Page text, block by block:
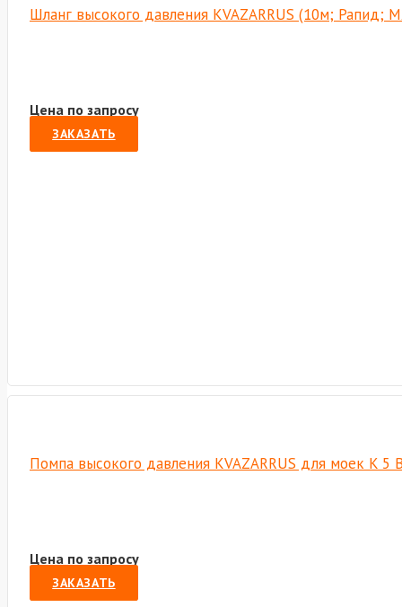
Шланг высокого давления KVAZARRUS (10м; Рапид;
Цена по запросу
ЗАКАЗАТЬ
Помпа высокого давления KVAZARRUS для моек K 5
Цена по запросу
ЗАКАЗАТЬ